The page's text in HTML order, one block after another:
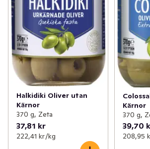
Halkidiki Oliver utan
Kärnor
370 g, Zeta
37,81 kr
222,41 kr /kg
Kärnor
370 g,
39,70
208,95